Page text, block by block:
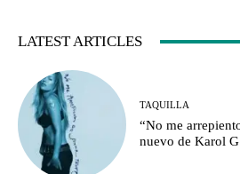
LATEST ARTICLES
TAQUILLA
“No me
nuevo de Karol G